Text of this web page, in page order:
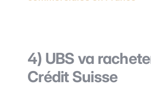
4) UBS va
Crédit Suisse